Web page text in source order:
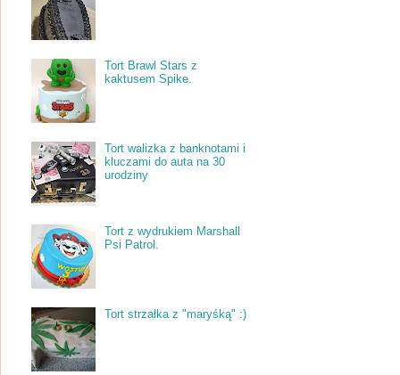
Tort Brawl Stars z
kaktusem Spike.
Tort walizka z banknotami i
kluczami do auta na 30
urodziny
Tort z wydrukiem Marshall
Psi Patrol.
Tort strzałka z "maryśką" :)